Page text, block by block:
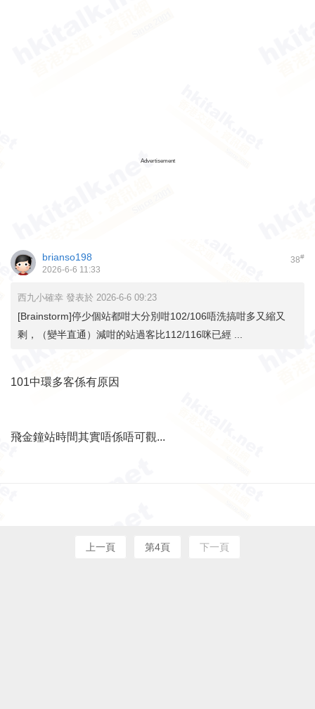
Advertisement
38#
brianso198
2026-6-6 11:33
西九小確幸 發表於 2026-6-6 09:23
[Brainstorm]停少個站都咁大分別咁102/106唔洗搞咁多又縮又
剩，（變半直通）減咁的站過客比112/116咪已經 ...
101中環多客係有原因
飛金鐘站時間其實唔係唔可觀...
上一頁 第4頁 下一頁